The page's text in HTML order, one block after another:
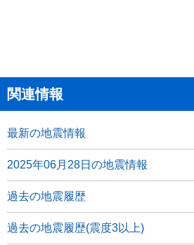
関連情報
最新の地震情報
2025年06月28日の地震情報
過去の地震履歴
過去の地震履歴(震度3以上)